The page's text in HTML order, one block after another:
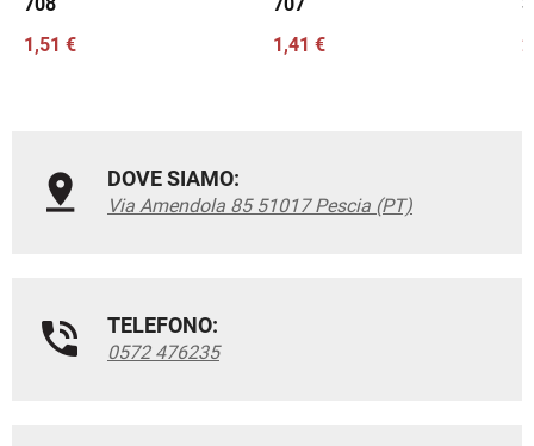
1,51 €
1,41 €
DOVE SIAMO:
Via Amendola 85 51017 Pescia (PT)
TELEFONO:
0572 476235